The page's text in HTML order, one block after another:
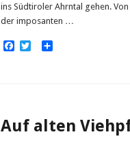
ins Südtiroler Ahrntal gehen.
der imposanten …
Facebook
TwitterEmpfehlen
Auf alten